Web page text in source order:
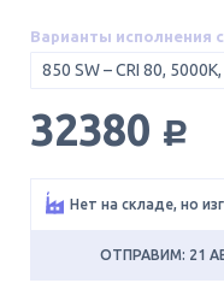
Варианты исполнения
32380 руб.
Нет на складе, но
ОТПРАВИМ: 21